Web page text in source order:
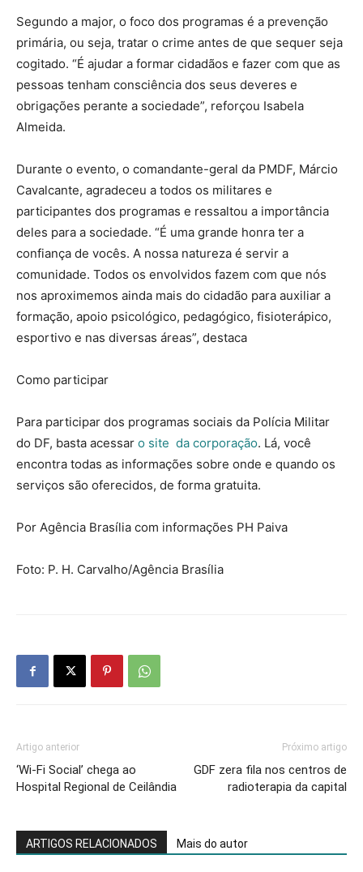
Segundo a major, o foco dos programas é a prevenção
primária, ou seja, tratar o crime antes de que sequer seja
cogitado. “É ajudar a formar cidadãos e fazer com que as
pessoas tenham consciência dos seus deveres e
obrigações perante a sociedade”, reforçou Isabela
Almeida.
Durante o evento, o comandante-geral da PMDF, Márcio
Cavalcante, agradeceu a todos os militares e
participantes dos programas e ressaltou a importância
deles para a sociedade. “É uma grande honra ter a
confiança de vocês. A nossa natureza é servir a
comunidade. Todos os envolvidos fazem com que nós
nos aproximemos ainda mais do cidadão para auxiliar a
formação, apoio psicológico, pedagógico, fisioterápico,
esportivo e nas diversas áreas”, destaca
Como participar
Para participar dos programas sociais da Polícia Militar
do DF, basta acessar o site da corporação. Lá, você
encontra todas as informações sobre onde e quando os
serviços são oferecidos, de forma gratuita.
Por Agência Brasília com informações PH Paiva
Foto: P. H. Carvalho/Agência Brasília
Artigo anterior
‘Wi-Fi Social’ chega ao
Hospital Regional de Ceilândia
Próximo artigo
GDF zera fila nos centros de
radioterapia da capital
ARTIGOS RELACIONADOS Mais do autor